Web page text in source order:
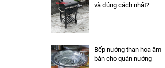
và đúng cách nhất?
Bếp nướng than hoa âm
bàn cho quán nướng